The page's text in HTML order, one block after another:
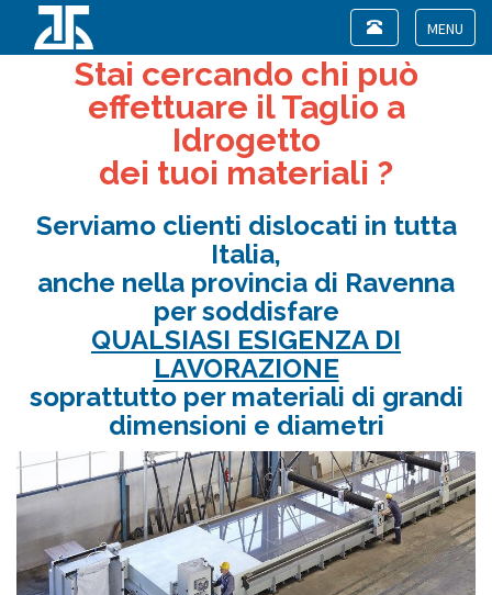
Toggle
Toggle
navigation
Stai cercando chi può
effettuare il Taglio a
Idrogetto
dei tuoi materiali ?
Serviamo clienti dislocati in tutta
Italia,
anche nella provincia di Ravenna
per soddisfare
QUALSIASI ESIGENZA DI
LAVORAZIONE
soprattutto per materiali di grandi
dimensioni e diametri